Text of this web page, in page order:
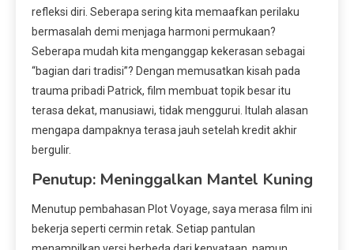
refleksi diri. Seberapa sering kita memaafkan perilaku
bermasalah demi menjaga harmoni permukaan?
Seberapa mudah kita menganggap kekerasan sebagai
“bagian dari tradisi”? Dengan memusatkan kisah pada
trauma pribadi Patrick, film membuat topik besar itu
terasa dekat, manusiawi, tidak menggurui. Itulah alasan
mengapa dampaknya terasa jauh setelah kredit akhir
bergulir.
Penutup: Meninggalkan Mantel Kuning
Menutup pembahasan Plot Voyage, saya merasa film ini
bekerja seperti cermin retak. Setiap pantulan